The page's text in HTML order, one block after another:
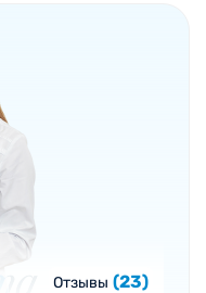
Отзывы (23)